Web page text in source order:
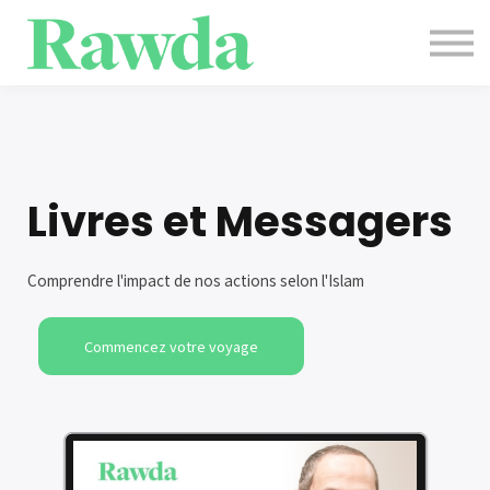
Contact
Blog
Livres et Messagers
Comprendre l'impact de nos actions selon l'Islam
Commencez votre voyage